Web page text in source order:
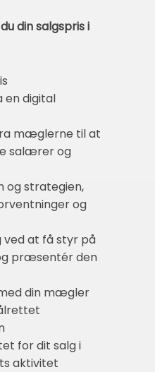
din salgspris i
en digital
mæglerne til at
salærer og
og strategien,
og
ved at få styr på
præsentér den
din mægler
for dit salg i
aktivitet